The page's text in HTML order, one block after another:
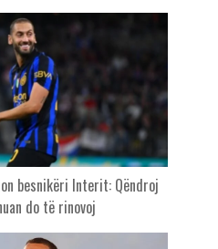
besnikëri Interit: Qëndroj
do të rinovoj